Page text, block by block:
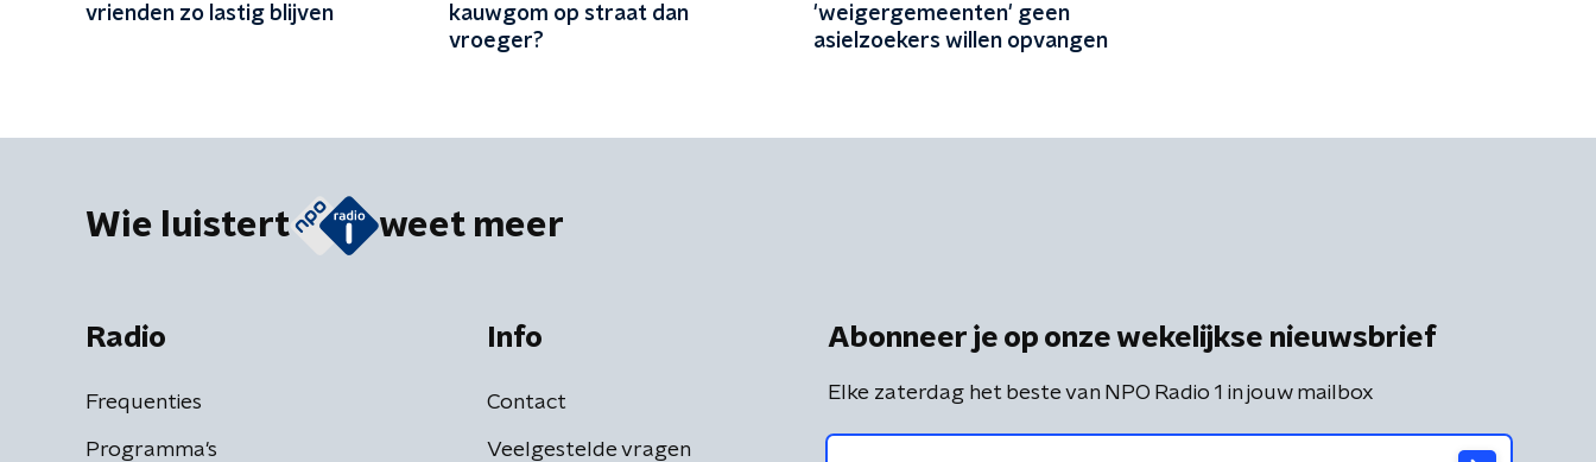
vrienden zo lastig blijven
kauwgom op straat dan
vroeger?
'weigergemeenten' geen
asielzoekers willen opvangen
Wie luistert weet meer
Radio
Frequenties
Programma's
Info
Contact
Veelgestelde vragen
Abonneer je op onze wekelijkse nieuwsbrief
Elke zaterdag het beste van NPO Radio 1 in jouw mailbox